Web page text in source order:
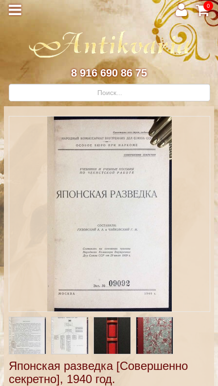
0
8 916 690 86 75
Японская разведка [Совершенно
секретно], 1940 год.